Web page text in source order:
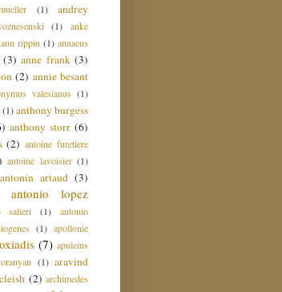
(1)
andrey
(1)
anke
ann rippin (1) annaeus
(3) anne frank (3)
(2) annie besant
valesianus (1)
(1) anthony burgess
anthony storr (6)
(2) antoine furetiere
antoine lavoisier (1)
antonin artaud (3)
antonio lopez
salieri (1)
antonio
(1) apollonie
(7) apuleius
(1) aravind
(2) archimedes